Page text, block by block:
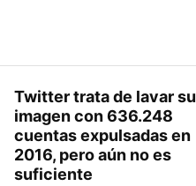
Twitter trata de lavar su
imagen con 636.248
cuentas expulsadas en
2016, pero aún no es
suficiente